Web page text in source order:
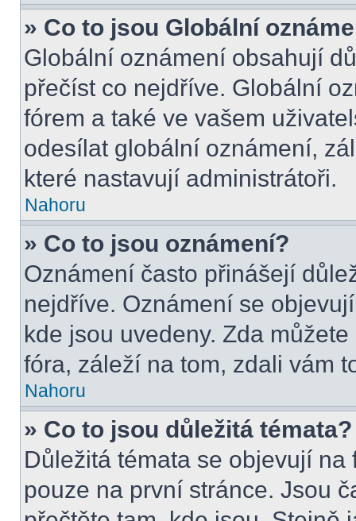
» Co to jsou Globální
Globální oznámení obsahují
přečíst co nejdříve. Globální
fórem a také ve vašem
odesílat globální oznámení,
které nastavují administrátoři.
Nahoru
» Co to jsou oznámení?
Oznámení často přinášejí
nejdříve. Oznámení se
kde jsou uvedeny. Zda
fóra, záleží na tom, zdali vám
Nahoru
» Co to jsou důležitá témata?
Důležitá témata se objevují
pouze na první stránce. Jsou